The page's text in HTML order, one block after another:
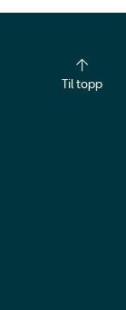
Til topp